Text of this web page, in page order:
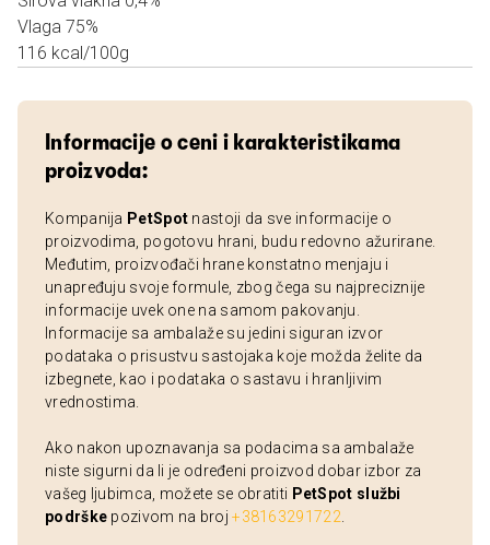
Vlaga 75%
116 kcal/100g
Informacije o ceni i karakteristikama
proizvoda:
Kompanija PetSpot nastoji da sve informacije o
proizvodima, pogotovu hrani, budu redovno ažurirane.
Međutim, proizvođači hrane konstatno menjaju i
unapređuju svoje formule, zbog čega su najpreciznije
informacije uvek one na samom pakovanju.
Informacije sa ambalaže su jedini siguran izvor
podataka o prisustvu sastojaka koje možda želite da
izbegnete, kao i podataka o sastavu i hranljivim
vrednostima.
Ako nakon upoznavanja sa podacima sa ambalaže
niste sigurni da li je određeni proizvod dobar izbor za
vašeg ljubimca, možete se obratiti PetSpot službi
podrške pozivom na broj+38163291722